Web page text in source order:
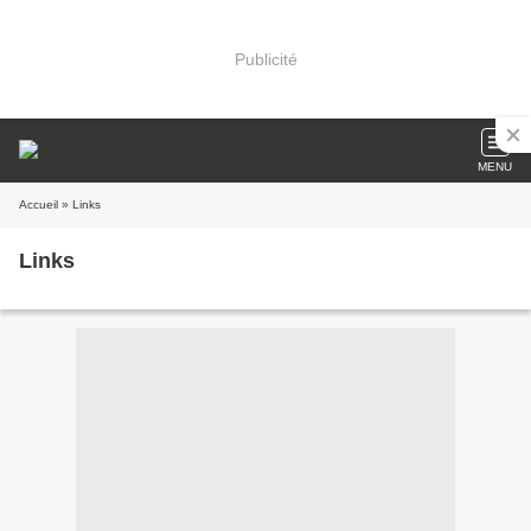
Publicité
MENU
Accueil » Links
Links